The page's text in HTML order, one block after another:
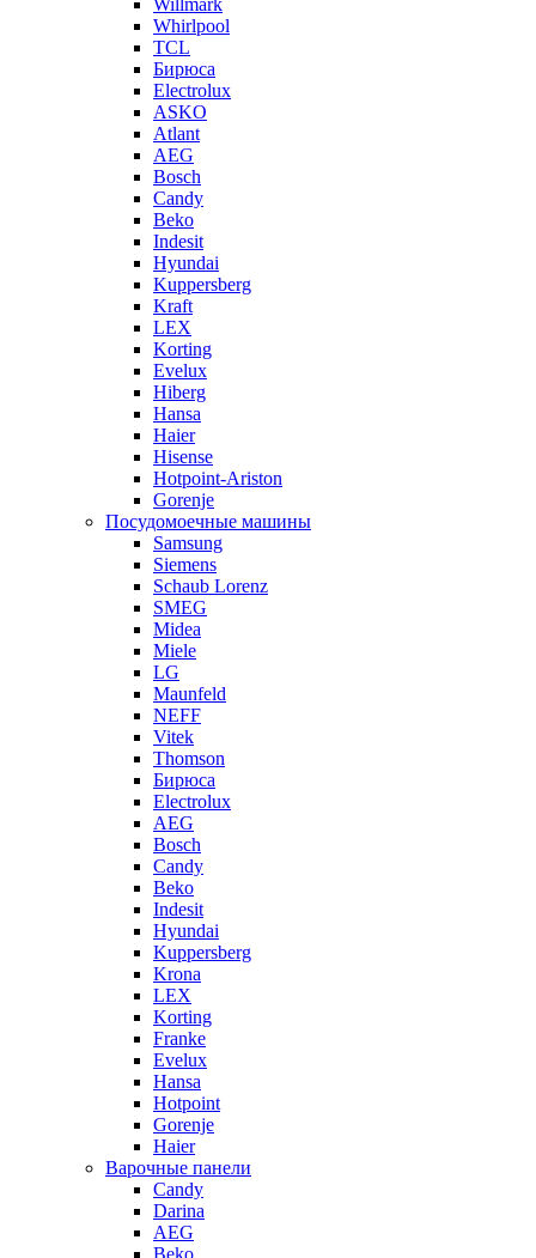
Willmark
Whirlpool
TCL
Бирюса
Electrolux
ASKO
Atlant
AEG
Bosch
Candy
Beko
Indesit
Hyundai
Kuppersberg
Kraft
LEX
Korting
Evelux
Hiberg
Hansa
Haier
Hisense
Hotpoint-Ariston
Gorenje
Посудомоечные машины
Samsung
Siemens
Schaub Lorenz
SMEG
Midea
Miele
LG
Maunfeld
NEFF
Vitek
Thomson
Бирюса
Electrolux
AEG
Bosch
Candy
Beko
Indesit
Hyundai
Kuppersberg
Krona
LEX
Korting
Franke
Evelux
Hansa
Hotpoint
Gorenje
Haier
Варочные панели
Candy
Darina
AEG